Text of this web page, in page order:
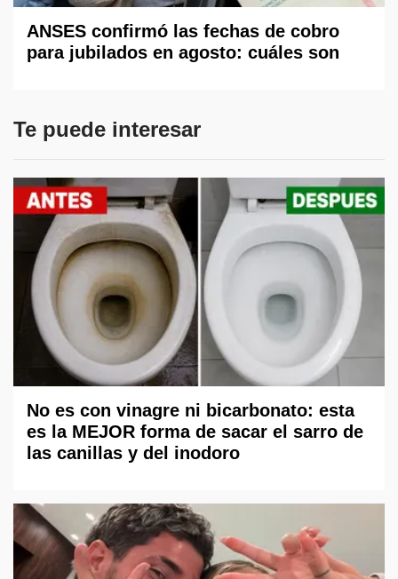
ANSES confirmó las fechas de cobro
para jubilados en agosto: cuáles son
Te puede interesar
No es con vinagre ni bicarbonato: esta
es la MEJOR forma de sacar el sarro de
las canillas y del inodoro